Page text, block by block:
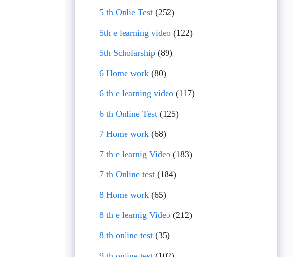
5 th Onlie Test(252)
5th e learning video(122)
5th Scholarship(89)
6 Home work(80)
6 th e learning video(117)
6 th Online Test(125)
7 Home work(68)
7 th e learnig Video(183)
7 th Online test(184)
8 Home work(65)
8 th e learnig Video(212)
8 th online test(35)